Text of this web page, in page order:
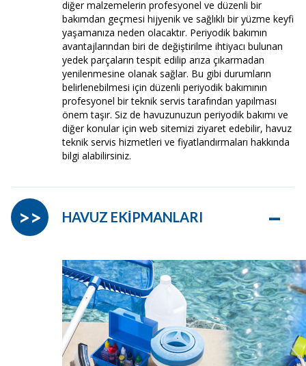
diğer malzemelerin profesyonel ve düzenli bir
bakımdan geçmesi hijyenik ve sağlıklı bir yüzme keyfi
yaşamanıza neden olacaktır. Periyodik bakımın
avantajlarından biri de değiştirilme ihtiyacı bulunan
yedek parçaların tespit edilip arıza çıkarmadan
yenilenmesine olanak sağlar. Bu gibi durumların
belirlenebilmesi için düzenli periyodik bakımının
profesyonel bir teknik servis tarafından yapılması
önem taşır. Siz de havuzunuzun periyodik bakımı ve
diğer konular için web sitemizi ziyaret edebilir, havuz
teknik servis hizmetleri ve fiyatlandırmaları hakkında
bilgi alabilirsiniz.
HAVUZ EKİPMANLARI –
>>